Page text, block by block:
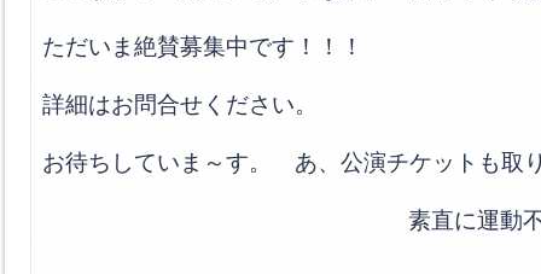
ただいま絶賛募集中です！！！
詳細はお問合せください。
お待ちしていま～す。 あ、公演チケットも取
素直に運動